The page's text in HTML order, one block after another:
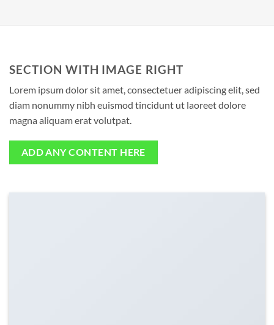
SECTION WITH IMAGE RIGHT
Lorem ipsum dolor sit amet, consectetuer adipiscing elit, sed
diam nonummy nibh euismod tincidunt ut laoreet dolore
magna aliquam erat volutpat.
ADD ANY CONTENT HERE